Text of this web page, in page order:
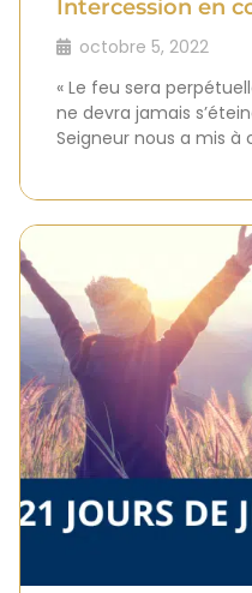
Intercession en
octobre 5, 2022
« Le feu sera
ne devra jamais
Seigneur nous a mis